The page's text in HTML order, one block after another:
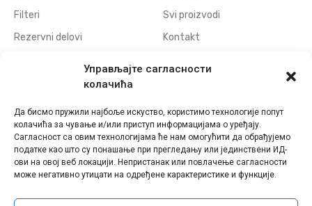
Управљајте сагласности
колачића
Да бисмо пружили најбоље искуство, користимо технологије попут
колачића за чување и/или приступ информацијама о уређају.
Сагласност са овим технологијама ће нам омогућити да обрађујемо
податке као што су понашање при прегледању или јединствени ИД-
ови на овој веб локацији. Непристанак или повлачење сагласности
може негативно утицати на одређене карактеристике и функције.
Filteri
Rezervni delovi
Elektrode za erodiranje
Polufabrikati grafitnih
elektroda
Polufabrikati bakarnih
elektroda
Svi proizvodi
Kontakt